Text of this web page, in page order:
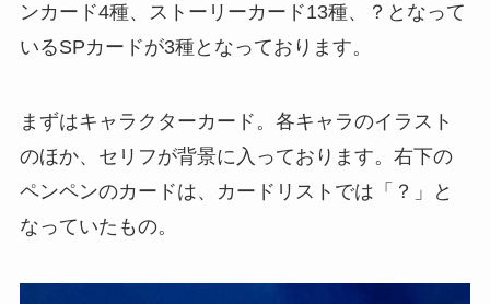
ンカード4種、ストーリーカード13種、？となって
いるSPカードが3種となっております。
まずはキャラクターカード。各キャラのイラスト
のほか、セリフが背景に入っております。右下の
ペンペンのカードは、カードリストでは「？」と
なっていたもの。